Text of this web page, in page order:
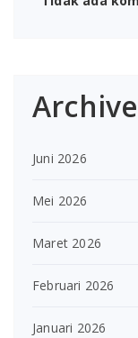
Juni 2026
Mei 2026
Maret 2026
Februari 2026
Januari 2026